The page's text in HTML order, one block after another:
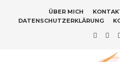
ÜBER MICH
DATENSCHUTZERKLÄRUNG